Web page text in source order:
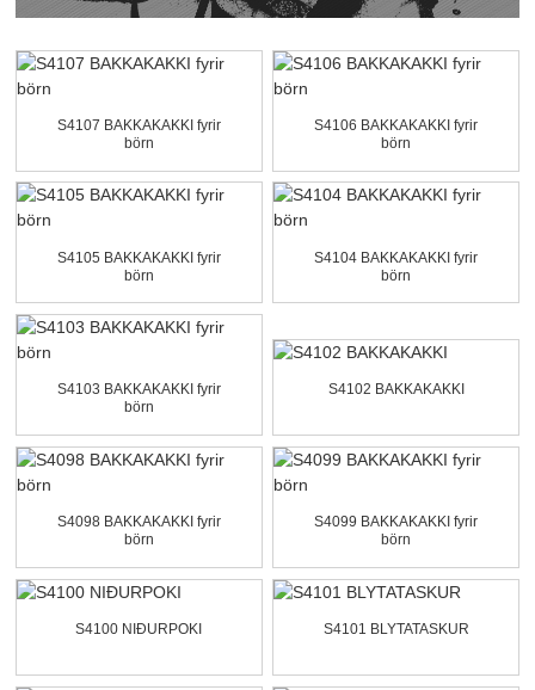
S4107 BAKKAKAKKI fyrir
börn
S4106 BAKKAKAKKI fyrir
börn
S4105 BAKKAKAKKI fyrir
börn
S4104 BAKKAKAKKI fyrir
börn
S4103 BAKKAKAKKI fyrir
börn
S4102 BAKKAKAKKI
S4098 BAKKAKAKKI fyrir
börn
S4099 BAKKAKAKKI fyrir
börn
S4100 NIÐURPOKI S4101 BLYTATASKUR